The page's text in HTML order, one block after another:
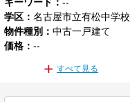
学区 ：名古屋市立有松中学校
物件種別 ：中古一戸建て
価格 ：--
すべて見る